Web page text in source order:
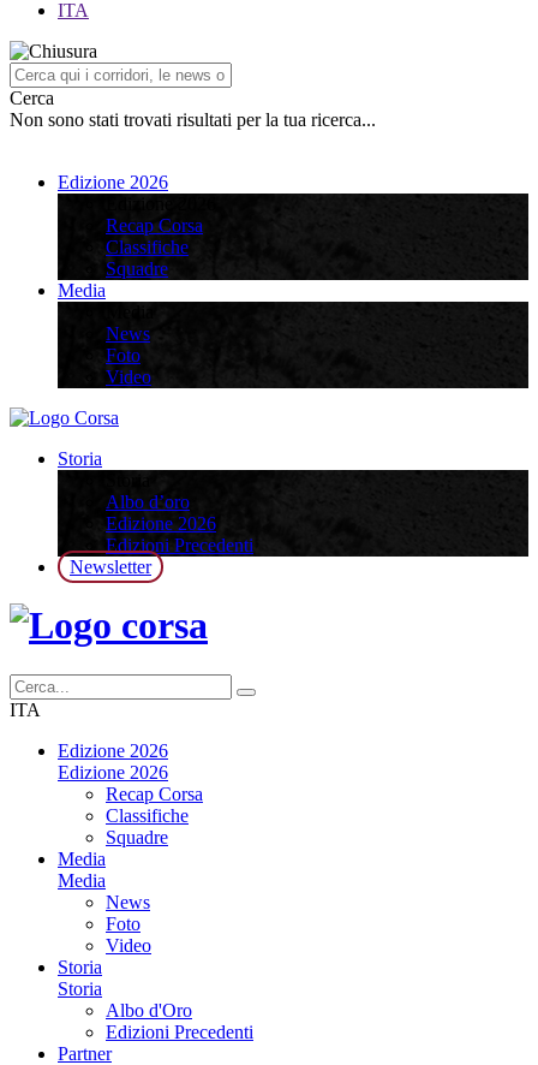
ITA
Cerca
Non sono stati trovati risultati per la tua ricerca...
Edizione 2026
Recap Corsa
Classifiche
Squadre
Media
News
Foto
Video
Storia
Albo d’oro
Edizione 2026
Edizioni Precedenti
Newsletter
ITA
Edizione 2026
Edizione 2026
Recap Corsa
Classifiche
Squadre
Media
Media
News
Foto
Video
Storia
Storia
Albo d'Oro
Edizioni Precedenti
Partner